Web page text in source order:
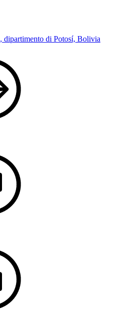
dipartimento di Potosí, Bolivia